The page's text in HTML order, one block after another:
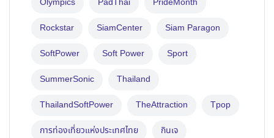
Rockstar SiamCenter Siam Paragon
SoftPower Soft Power Sport
SummerSonic Thailand
ThailandSoftPower TheAttraction Tpop
การท่องเที่ยวแห่งประเทศไทย กินเจ